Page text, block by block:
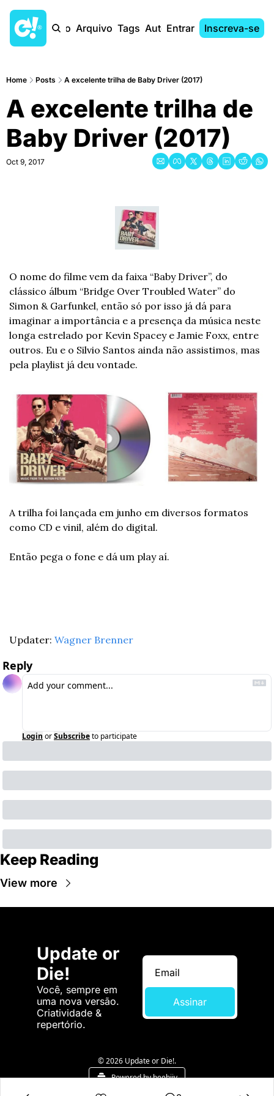
Início Arquivo Tags AutoresEntrar Inscreva-se
Home Posts A excelente trilha de Baby Driver (2017)
A excelente trilha de
Baby Driver (2017)
Oct 9, 2017
O nome do filme vem da faixa “Baby Driver”, do
clássico álbum “Bridge Over Troubled Water” do
Simon & Garfunkel, então só por isso já dá para
imaginar a importância e a presença da música neste
longa estrelado por Kevin Spacey e Jamie Foxx, entre
outros. Eu e o Silvio Santos ainda não assistimos, mas
pela playlist já deu vontade.
A trilha foi lançada em junho em diversos formatos
como CD e vinil, além do digital.
Então pega o fone e dá um play aí.
Updater: Wagner Brenner
Reply
Login orSubscribeto participate
Keep Reading
View more
Update or
Die!
Você, sempre em
uma nova versão.
Criatividade &
repertório.
Assinar
© 2026 Update or Die!.
Powered by beehiiv